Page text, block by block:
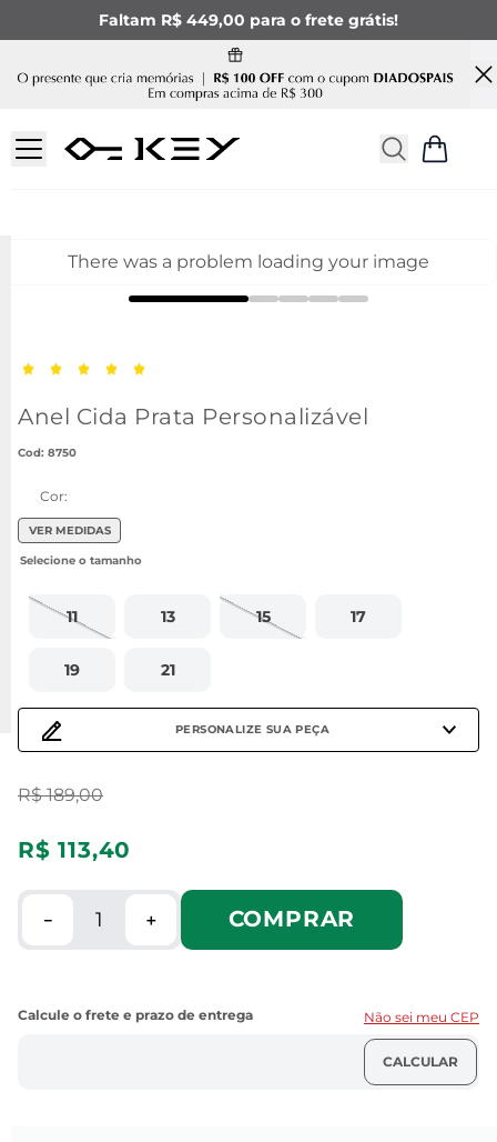
Faltam R$ 449,00 para o frete grátis!
There was a problem loading your image
Anel Cida Prata Personalizável
: 8750
Cor:
VER MEDIDAS
11 13 15 17
19 21
PERSONALIZE SUA PEÇA
R$ 189,00
R$ 113,40
＋
－ COMPRAR
Não sei meu CEP